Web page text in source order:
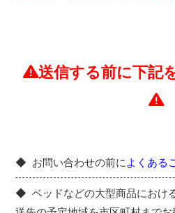
送信する前に下記
お問い合わせの前に よくある
ベッドなどの大型商品におけ